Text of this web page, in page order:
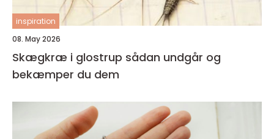
inspiration
08. May 2026
Skægkræ i glostrup sådan undgår og
bekæmper du dem